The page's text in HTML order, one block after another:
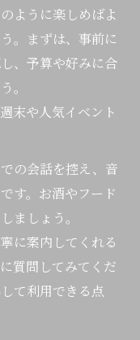
ように楽しめばよ
。まずは、事前に
、予算や好みに合
。
末や人気イベント
の会話を控え、音
す。お酒やフード
ましょう。
に案内してくれる
質問してみてくだ
て利用できる点